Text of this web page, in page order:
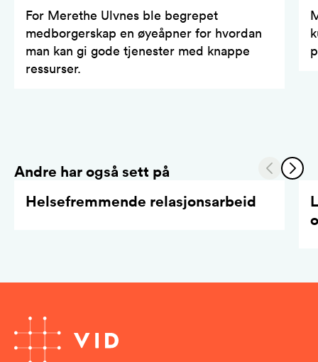
For Merethe Ulvnes ble begrepet
medborgerskap en øyeåpner for hvordan
man kan gi gode tjenester med knappe
ressurser.
Andre har også sett på
Helsefremmende relasjonsarbeid